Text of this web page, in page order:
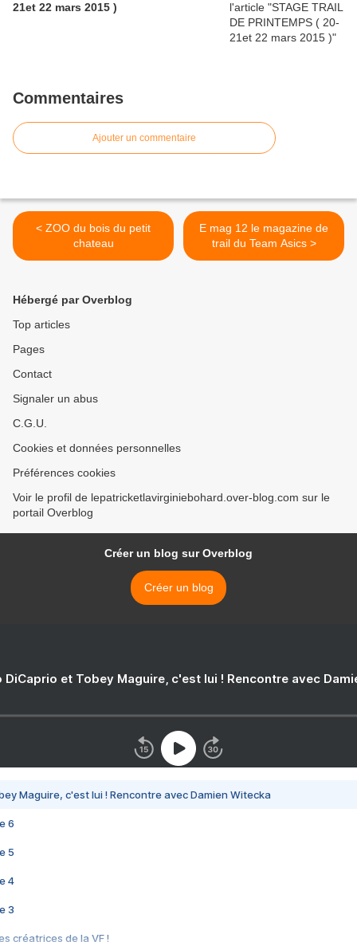
21et 22 mars 2015 )
Commentaires
Ajouter un commentaire
< ZOO du bois du petit
chateau
E mag 12 le magazine de
trail du Team Asics >
Hébergé par Overblog
Top articles
Pages
Contact
Signaler un abus
C.G.U.
Cookies et données personnelles
Préférences cookies
Voir le profil de lepatricketlavirginiebohard.over-blog.com sur le
portail Overblog
Créer un blog sur Overblog
Créer un blog
DiCaprio et Tobey Maguire, c'est lui ! Rencontre avec
Maguire, c'est lui ! Rencontre avec Damien Witecka
6
5
4
3
créatrices de la VF !